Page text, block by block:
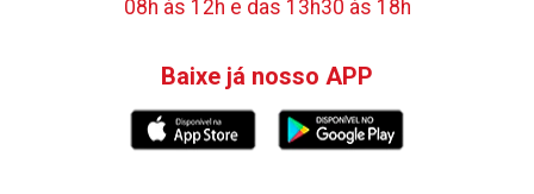
08h às 12h e das 13h30 às 18h
Baixe já nosso APP